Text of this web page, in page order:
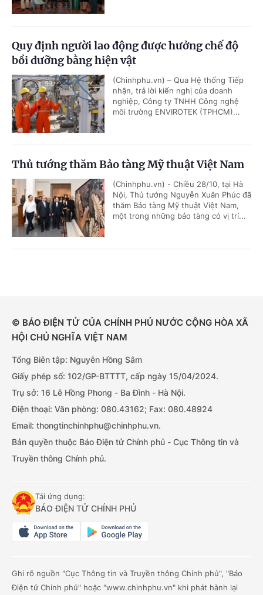
Quy định người lao động được hưởng chế độ
bồi dưỡng bằng hiện vật
(Chinhphu.vn) – Qua Hệ thống Tiếp
nhận, trả lời kiến nghị của doanh
nghiệp, Công ty TNHH Công nghệ
môi trường ENVIROTEK (TPHCM)...
Thủ tướng thăm Bảo tàng Mỹ thuật Việt Nam
(Chinhphu.vn) - Chiều 28/10, tại Hà
Nội, Thủ tướng Nguyễn Xuân Phúc đã
thăm Bảo tàng Mỹ thuật Việt Nam,
một trong những bảo tàng có vị trí...
© BÁO ĐIỆN TỬ CỦA CHÍNH PHỦ NƯỚC CỘNG HÒA XÃ
HỘI CHỦ NGHĨA VIỆT NAM
Tổng Biên tập: Nguyễn Hồng Sâm
Giấy phép số: 102/GP-BTTTT, cấp ngày 15/04/2024.
Trụ sở: 16 Lê Hồng Phong - Ba Đình - Hà Nội.
Điện thoại: Văn phòng: 080.43162; Fax: 080.48924
Email: thongtinchinhphu@chinhphu.vn.
Bản quyền thuộc Báo Điện tử Chính phủ - Cục Thông tin và
Truyền thông Chính phủ.
Tải ứng dụng:
BÁO ĐIỆN TỬ CHÍNH PHỦ
Ghi rõ nguồn "Cục Thông tin và Truyền thông Chính phủ", "Báo
Điện tử Chính phủ" hoặc "www.chinhphu.vn" khi phát hành lại